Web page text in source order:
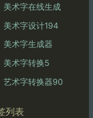
美术字在线生成
美术字设计194
美术字生成器
美术字转换5
艺术字转换器90
列表